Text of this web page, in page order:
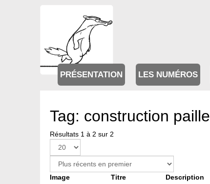
PRÉSENTATION LES NUMÉROS
Tag: construction paille
Résultats 1 à 2 sur 2
Image Titre Description